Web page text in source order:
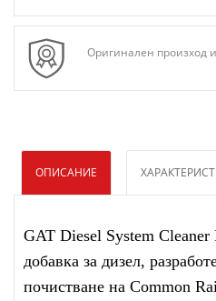
Оригинален произход
ОПИСАНИЕ
GAT Diesel System Cleaner
добавка за дизел,
почистване на Common